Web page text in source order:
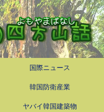
国際ニュース
韓国防衛産業
ヤバイ韓国建築物